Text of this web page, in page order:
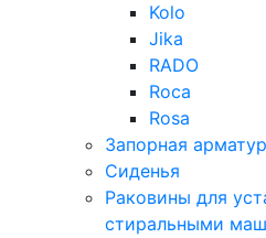
Kolo
Jika
RADO
Roca
Rosa
Запорная
Сиденья
Раковины для
стиральными